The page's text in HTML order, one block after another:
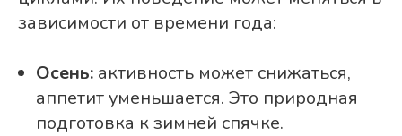
зависимости от времени года:
Осень: активность может снижаться,
аппетит уменьшается. Это природная
подготовка к зимней спячке.